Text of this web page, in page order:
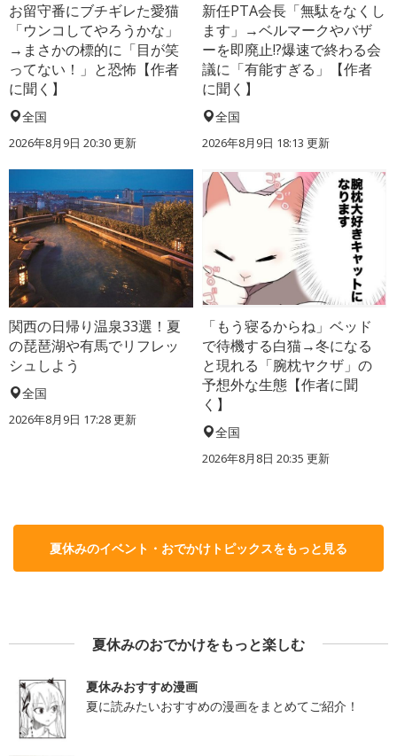
お留守番にブチギレた愛猫
「ウンコしてやろうかな」
→まさかの標的に「目が笑
ってない！」と恐怖【作者
に聞く】
全国
2026年8月9日 20:30更新
新任PTA会長「無駄をなくし
ます」→ベルマークやバザ
ーを即廃止!?爆速で終わる会
議に「有能すぎる」【作者
に聞く】
全国
2026年8月9日 18:13 更新
関西の日帰り温泉33選！夏
の琵琶湖や有馬でリフレッ
シュしよう
全国
2026年8月9日 17:28更新
「もう寝るからね」ベッド
で待機する白猫→冬になる
と現れる「腕枕ヤクザ」の
予想外な生態【作者に聞
く】
全国
2026年8月8日 20:35 更新
夏休みのイベント・おでかけトピックスをもっと見る
夏休みのおでかけをもっと楽しむ
夏休みおすすめ漫画
夏に読みたいおすすめの漫画をまとめてご紹介！